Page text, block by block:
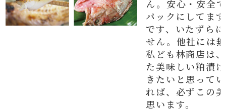
ん。安心・安全
パックにしてま
です、いたずら
せん。他社には
私ども林商店は
た美味しい粕漬
きたいと思って
れば、必ずこの
思います。